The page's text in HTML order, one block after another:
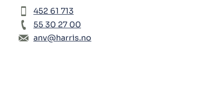
452 61 713
55 30 27 00
anv@harris.no